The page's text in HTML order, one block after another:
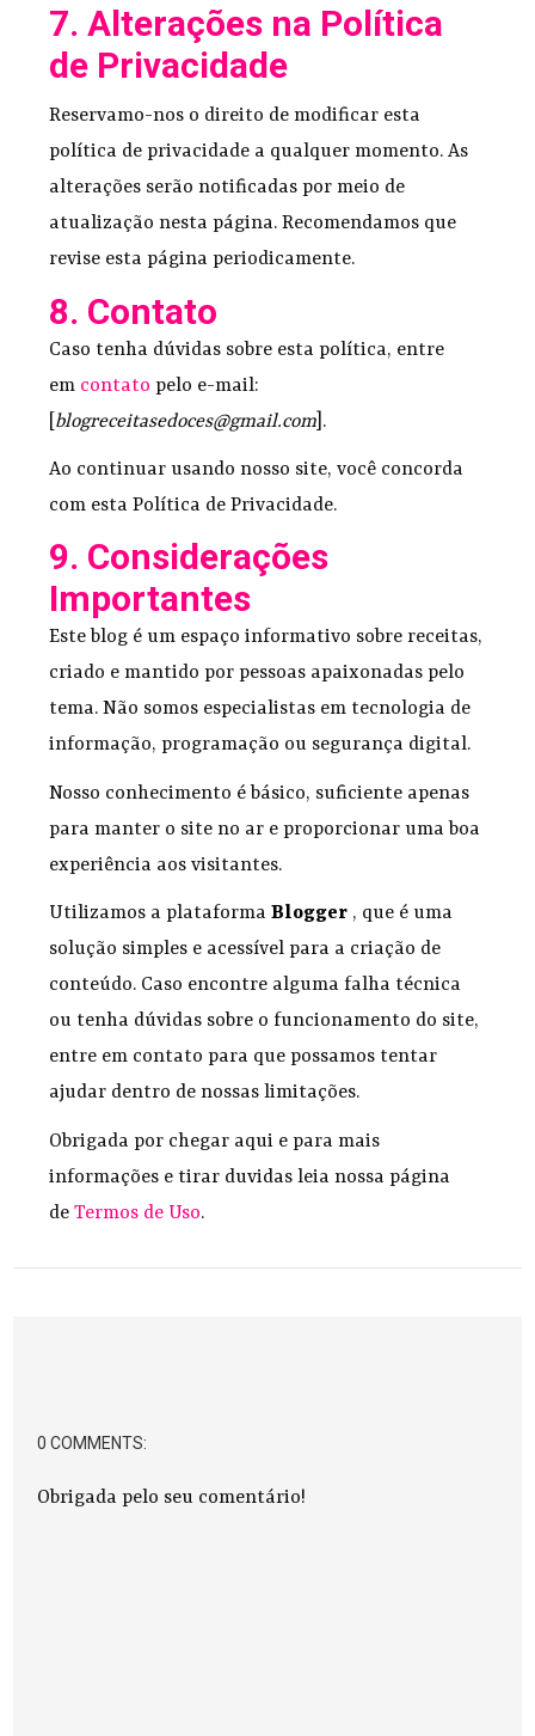
7. Alterações na Política
de Privacidade
Reservamo-nos o direito de modificar esta
política de privacidade a qualquer momento. As
alterações serão notificadas por meio de
atualização nesta página. Recomendamos que
revise esta página periodicamente.
8. Contato
Caso tenha dúvidas sobre esta política, entre
em contato pelo e-mail:
blogreceitasedoces@gmail.com ].
Ao continuar usando nosso site, você concorda
com esta Política de Privacidade.
9. Considerações
Importantes
Este blog é um espaço informativo sobre receitas,
criado e mantido por pessoas apaixonadas pelo
tema. Não somos especialistas em tecnologia de
informação, programação ou segurança digital.
Nosso conhecimento é básico, suficiente apenas
para manter o site no ar e proporcionar uma boa
experiência aos visitantes.
Utilizamos a plataformaBlogger , que é uma
solução simples e acessível para a criação de
conteúdo. Caso encontre alguma falha técnica
ou tenha dúvidas sobre o funcionamento do site,
entre em contato para que possamos tentar
ajudar dentro de nossas limitações.
Obrigada por chegar aqui e para mais
informações e tirar duvidas leia nossa página
deTermos de Uso.
0 COMMENTS:
Obrigada pelo seu comentário!